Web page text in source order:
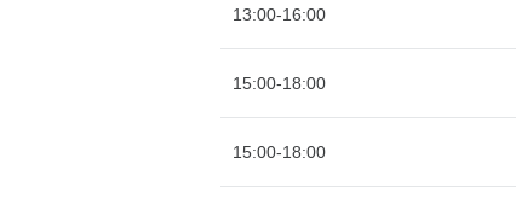
13:00-16:00
15:00-18:00
15:00-18:00